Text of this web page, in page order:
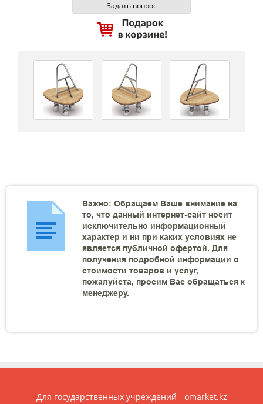
Задать вопрос
Важно: Обращаем Ваше внимание на
то, что данный интернет-сайт носит
исключительно информационный
характер и ни при каких условиях не
является публичной офертой. Для
получения подробной информации о
стоимости товаров и услуг,
пожалуйста, просим Вас обращаться к
менеджеру.
Для государственных учреждений - omarket.kz